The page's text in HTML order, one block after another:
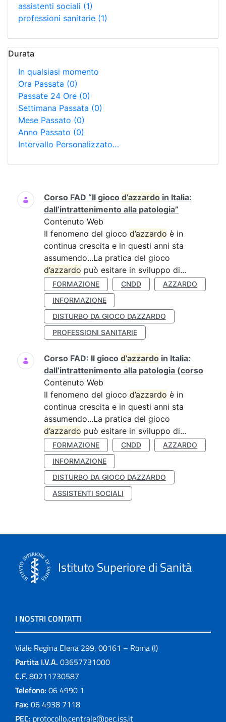
assistenti sociali (1)
professioni sanitarie (1)
Durata
In qualsiasi momento
Ora Passata (0)
Passate 24 Ore (0)
Settimana Passata (0)
Mese Passato (0)
Anno Passato (0)
Intervallo Personalizzato…
Ricerca
Corso FAD “Il gioco d’azzardo in Italia:
dall’intrattenimento alla patologia”
Contenuto Web
Il fenomeno del gioco d’azzardo è in
continua crescita e in questi anni sta
assumendo...La pratica del gioco
d’azzardo può esitare in sviluppo di...
FORMAZIONE CNDD
AZZARDO
INFORMAZIONE
DISTURBO DA GIOCO DAZZARDO
PROFESSIONI SANITARIE
Corso FAD: Il gioco d’azzardo in Italia:
dall’intrattenimento alla patologia (corso
Contenuto Web
Il fenomeno del gioco d’azzardo è in
continua crescita e in questi anni sta
assumendo...La pratica del gioco
d’azzardo può esitare in sviluppo di...
FORMAZIONE CNDD
AZZARDO
INFORMAZIONE
DISTURBO DA GIOCO DAZZARDO
ASSISTENTI SOCIALI
Istituto Superiore di Sanità
I NOSTRI CONTATTI
Viale Regina Elena 299, 00161 – Roma (I)
Partita I.V.A. 03657731000
C.F. 80211730587
Telefono: 06 4990 1
Fax: 06 4938 7118
PEC: protocollo.centrale@pec.iss.it